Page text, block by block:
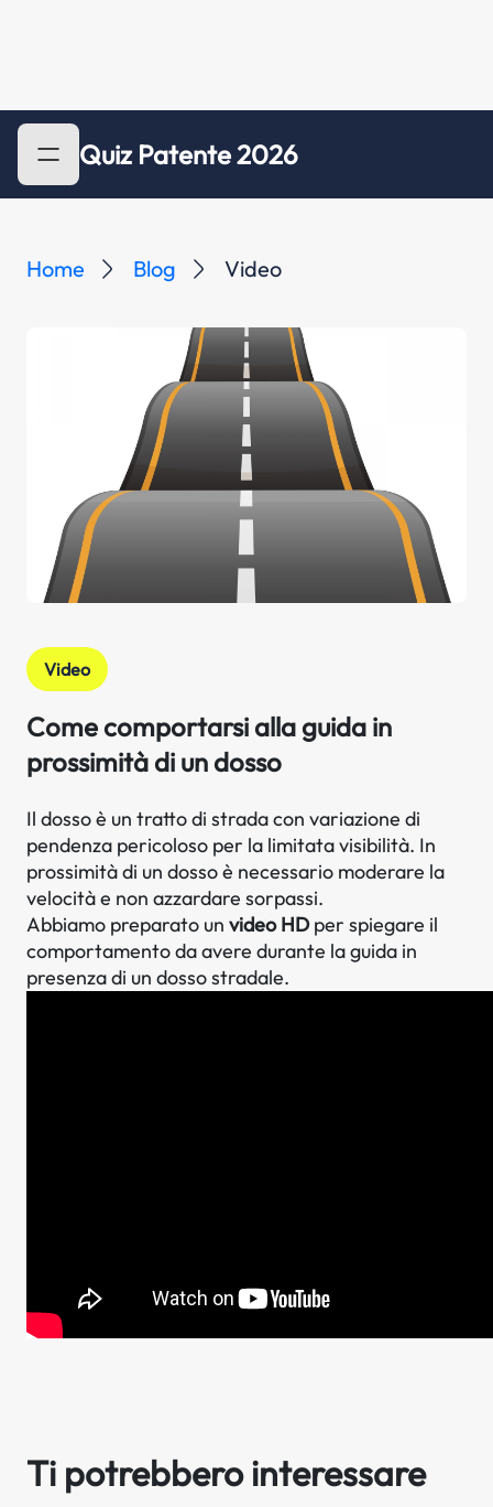
Quiz Patente 2026
Home Blog Video
Video
Come comportarsi alla guida in
prossimità di un dosso
Il dosso è un tratto di strada con variazione di
pendenza pericoloso per la limitata visibilità. In
prossimità di un dosso è necessario moderare la
velocità e non azzardare sorpassi.
Abbiamo preparato un video HDper spiegare il
comportamento da avere durante la guida in
presenza di un dosso stradale.
Ti potrebbero interessare